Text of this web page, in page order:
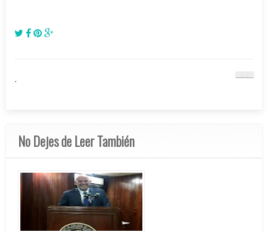
.
No Dejes de Leer También